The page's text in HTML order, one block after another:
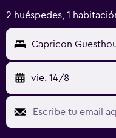
2 huéspedes, 1
Capricon
vie. 14/8